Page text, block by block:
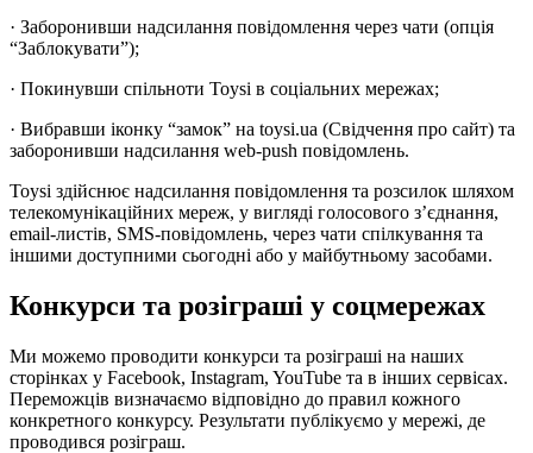
· Заборонивши надсилання повідомлення через чати (опція
“Заблокувати”);
· Покинувши спільноти Toysi в соціальних мережах;
· Вибравши іконку “замок” на toysi.ua (Свідчення про сайт) та
заборонивши надсилання web-push повідомлень.
Toysi здійснює надсилання повідомлення та розсилок шляхом
телекомунікаційних мереж, у вигляді голосового з’єднання,
email-листів, SMS-повідомлень, через чати спілкування та
іншими доступними сьогодні або у майбутньому засобами.
Конкурси та розіграші у соцмережах
Ми можемо проводити конкурси та розіграші на наших
сторінках у Facebook, Instagram, YouTube та в інших сервісах.
Переможців визначаємо відповідно до правил кожного
конкретного конкурсу. Результати публікуємо у мережі, де
проводився розіграш.